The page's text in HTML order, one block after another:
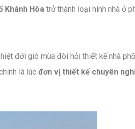
Khánh Hòa trở thành loại hình nhà ở
đới gió mùa đòi hỏi thiết kế nhà
là lúc đơn vị thiết kế chuyên